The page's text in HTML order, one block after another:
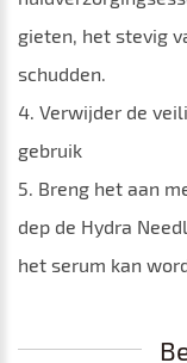
gieten, het stevig
schudden.
4. Verwijder de
gebruik
5. Breng het aan
dep de Hydra
het serum kan